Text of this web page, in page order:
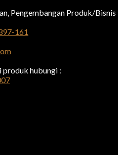
Pengembangan Produk/Bisnis
161
produk hubungi :